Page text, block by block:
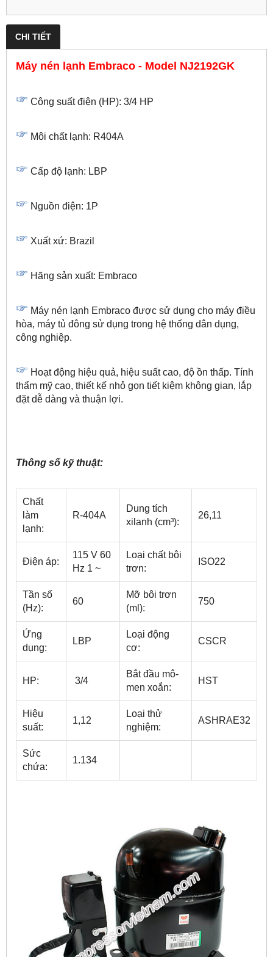
CHI TIẾT
Máy nén lạnh Embraco - Model NJ2192GK
Công suất điện (HP): 3/4 HP
Môi chất lạnh: R404A
Cấp độ lạnh: LBP
Nguồn điện: 1P
Xuất xứ: Brazil
Hãng sản xuất: Embraco
Máy nén lạnh Embraco được sử dụng cho máy điều
hòa, máy tủ đông sử dụng trong hệ thống dân dụng,
công nghiệp.
Hoạt động hiệu quả, hiệu suất cao, độ ồn thấp. Tính
thẩm mỹ cao, thiết kế nhỏ gọn tiết kiệm không gian, lắp
đặt dễ dàng và thuận lợi.
Thông số kỹ thuật:
Chất
làm
lạnh:
R-404A
Dung tích
xilanh (cm³):
26,11
Điện áp:
115 V 60
Hz 1 ~
Loại chất bôi
trơn:
ISO22
Tần số
(Hz):
60
Mỡ bôi trơn
(ml):
750
Ứng
dụng:
LBP
Loại động
cơ:
CSCR
HP: 3/4
Bắt đầu mô-
men xoắn:
HST
Hiệu
suất:
1,12
Loại thử
nghiệm:
ASHRAE32
Sức
chứa:
1.134